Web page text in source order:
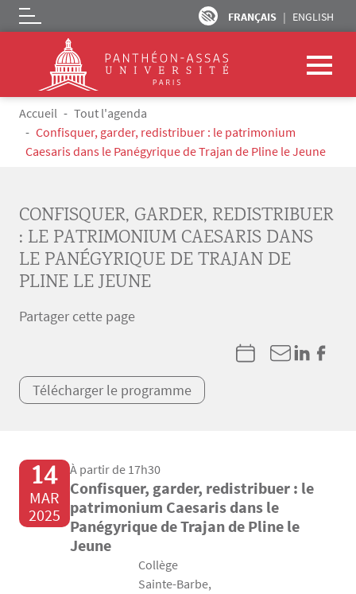
Aller au contenu principal
FRANÇAIS ENGLISH
Logo
Fil d'Ariane
Accueil
Tout l'agenda
Confisquer, garder, redistribuer : le patrimonium
Caesaris dans le Panégyrique de Trajan de Pline le Jeune
CONFISQUER, GARDER, REDISTRIBUER
: LE PATRIMONIUM CAESARIS DANS
LE PANÉGYRIQUE DE TRAJAN DE
PLINE LE JEUNE
Partager cette page
Télécharger le programme
14
MAR
2025
À partir de 17h30
Confisquer, garder, redistribuer : le
patrimonium Caesaris dans le
Panégyrique de Trajan de Pline le
Jeune
Collège
Sainte-Barbe,